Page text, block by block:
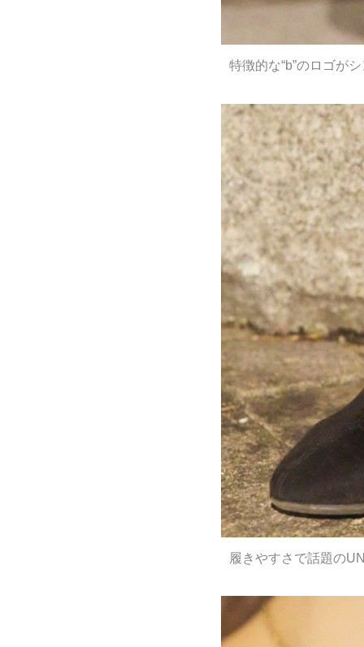
特徴的な“b”のロゴが
履きやすさで話題の